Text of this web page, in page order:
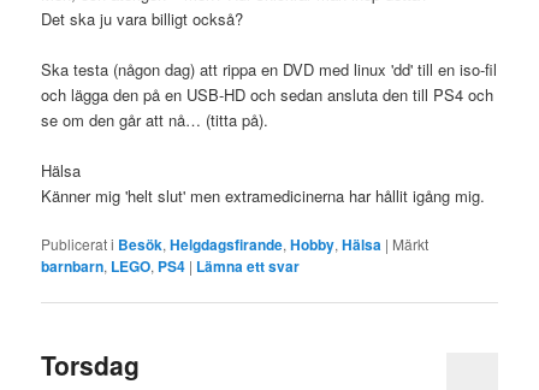
Det ska ju vara billigt också?
Ska testa (någon dag) att rippa en DVD med linux 'dd' till en iso-fil
och lägga den på en USB-HD och sedan ansluta den till PS4 och
se om den går att nå… (titta på).
Hälsa
Känner mig 'helt slut' men extramedicinerna har hållit igång mig.
Publicerat i Besök,Helgdagsfirande,Hobby,Hälsa | Märkt
barnbarn, LEGO, PS4 | Lämna ett svar
Torsdag